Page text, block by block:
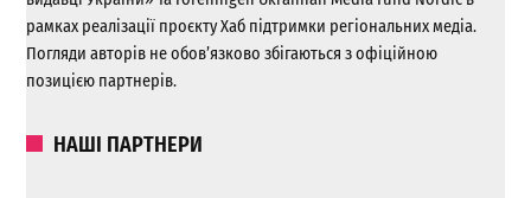
рамках реалізації проєкту Хаб підтримки регіональних медіа.
Погляди авторів не обов’язково збігаються з офіційною
позицією партнерів.
НАШІ ПАРТНЕРИ